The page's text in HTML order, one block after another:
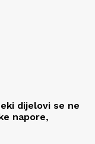
dijelovi se ne
napore,